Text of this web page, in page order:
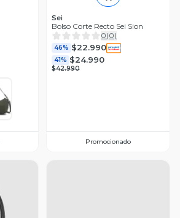
Sei
Bolso Corte Recto Sei Sion
0(0)
46% $22.990
41% $24.990
$42.990
Promocionado